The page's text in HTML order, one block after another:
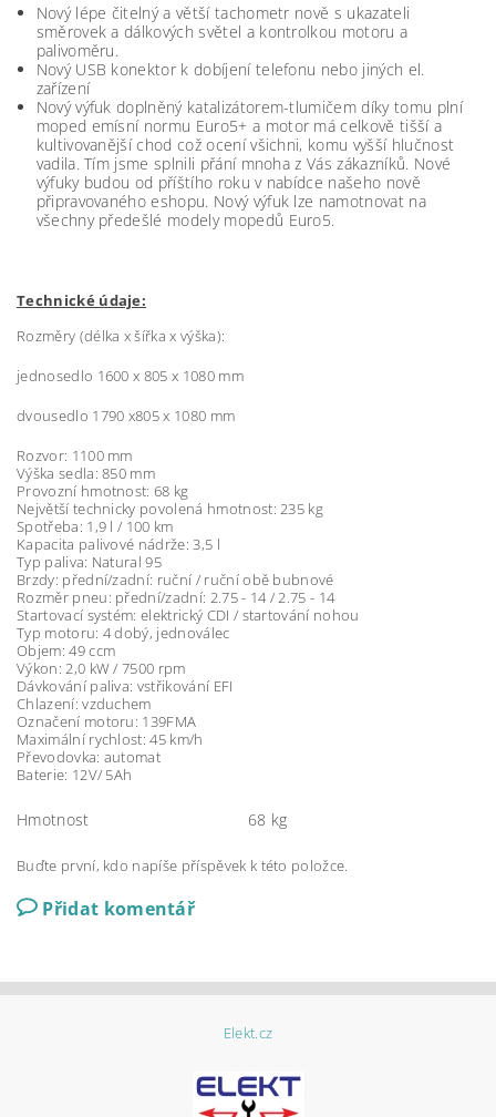
Nový lépe čitelný a větší tachometr nově s ukazateli
směrovek a dálkových světel a kontrolkou motoru a
palivoměru.
Nový USB konektor k dobíjení telefonu nebo jiných el.
zařízení
Nový výfuk doplněný katalizátorem-tlumičem díky tomu plní
moped emísní normu Euro5+ a motor má celkově tišší a
kultivovanější chod což ocení všichni, komu vyšší hlučnost
vadila. Tím jsme splnili přání mnoha z Vás zákazníků. Nové
výfuky budou od příštího roku v nabídce našeho nově
připravovaného eshopu. Nový výfuk lze namotnovat na
všechny předešlé modely mopedů Euro5.
Technické údaje:
Rozměry (délka x šířka x výška):
jednosedlo 1600 x 805 x 1080 mm
dvousedlo 1790 x805 x 1080 mm
Rozvor: 1100 mm
Výška sedla: 850 mm
Provozní hmotnost: 68 kg
Největší technicky povolená hmotnost: 235 kg
Spotřeba: 1,9 l / 100 km
Kapacita palivové nádrže: 3,5 l
Typ paliva: Natural 95
Brzdy: přední/zadní: ruční / ruční obě bubnové
Rozměr pneu: přední/zadní: 2.75 - 14 / 2.75 - 14
Startovací systém: elektrický CDI / startování nohou
Typ motoru: 4 dobý, jednoválec
Objem: 49 ccm
Výkon: 2,0 kW / 7500 rpm
Dávkování paliva: vstřikování EFI
Chlazení: vzduchem
Označení motoru: 139FMA
Maximální rychlost: 45 km/h
Převodovka: automat
Baterie: 12V/ 5Ah
Hmotnost 68 kg
Buďte první, kdo napíše příspěvek k této položce.
Přidat komentář
Elekt.cz